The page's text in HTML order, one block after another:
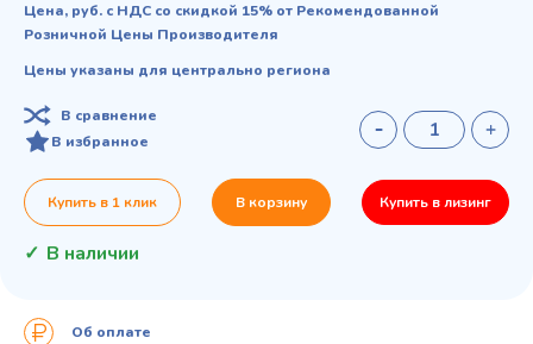
Цена, руб. с НДС со скидкой 15% от Рекомендованной
Розничной Цены Производителя
Цены указаны для центрально региона
В сравнение
В избранное
Купить в 1 клик В корзину Купить в лизинг
В наличии
Об оплате